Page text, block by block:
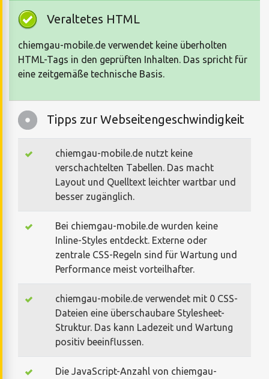
Veraltetes HTML
chiemgau-mobile.de verwendet keine überholten
HTML-Tags in den geprüften Inhalten. Das spricht für
eine zeitgemäße technische Basis.
Tipps zur Webseitengeschwindigkeit
chiemgau-mobile.de nutzt keine
verschachtelten Tabellen. Das macht
Layout und Quelltext leichter wartbar und
besser zugänglich.
Bei chiemgau-mobile.de wurden keine
Inline-Styles entdeckt. Externe oder
zentrale CSS-Regeln sind für Wartung und
Performance meist vorteilhafter.
chiemgau-mobile.de verwendet mit 0 CSS-
Dateien eine überschaubare Stylesheet-
Struktur. Das kann Ladezeit und Wartung
positiv beeinflussen.
Die JavaScript-Anzahl von chiemgau-